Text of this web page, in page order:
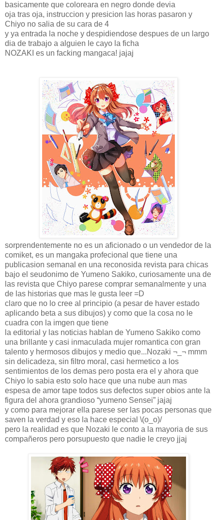
basicamente que coloreara en negro donde devia
oja tras oja, instruccion y presicion las horas pasaron y
Chiyo no salia de su cara de 4
y ya entrada la noche y despidiendose despues de un largo
dia de trabajo a alguien le cayo la ficha
NOZAKI es un facking mangaca! jajaj
sorprendentemente no es un aficionado o un vendedor de la
comiket, es un mangaka profecional que tiene una
publicasion semanal en una reconosida revista para chicas
bajo el seudonimo de Yumeno Sakiko, curiosamente una de
las revista que Chiyo parese comprar semanalmente y una
de las historias que mas le gusta leer =D
claro que no lo cree al principio (a pesar de haver estado
aplicando beta a sus dibujos) y como que la cosa no le
cuadra con la imgen que tiene
la editorial y las noticias hablan de Yumeno Sakiko como
una brillante y casi inmaculada mujer romantica con gran
talento y hermosos dibujos y medio que...Nozaki ¬_¬ mmm
sin delicadeza, sin filtro moral, casi hermetico a los
sentimientos de los demas pero posta era el y ahora que
Chiyo lo sabia esto solo hace que una nube aun mas
espesa de amor tape todos sus defectos super obios ante la
figura del ahora grandioso “yumeno Sensei” jajaj
y como para mejorar ella parese ser las pocas personas que
saven la verdad y eso la hace especial \(o_o)/
pero la realidad es que Nozaki le conto a la mayoria de sus
compañeros pero porsupuesto que nadie le creyo jjaj